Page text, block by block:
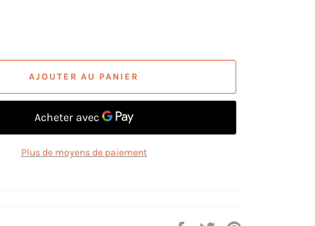
AJOUTER AU PANIER
Plus de moyens de paiement